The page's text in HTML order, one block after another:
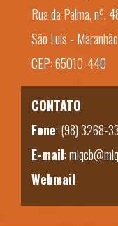
Rua da Palma, nº.
São Luís - Maranhão
CEP: 65010-440
CONTATO
Fone: (98) 3268-
E-mail:
Webmail